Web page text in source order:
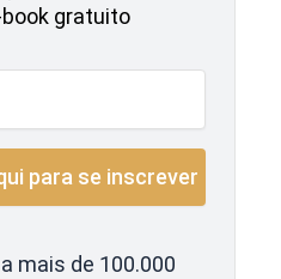
gratuito
mais de 100.000